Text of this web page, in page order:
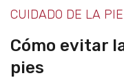
CUIDADO DE LA
Cómo evitar
pies